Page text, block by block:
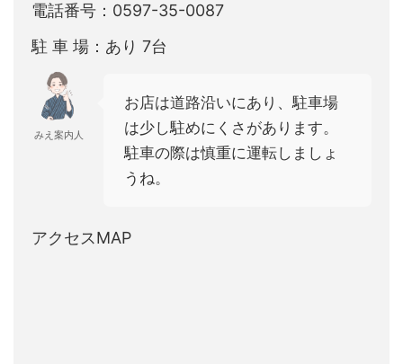
電話番号：0597-35-0087
駐 車 場：あり 7台
みえ案内人
お店は道路沿いにあり、駐車場
は少し駐めにくさがあります。
駐車の際は慎重に運転しましょ
うね。
アクセスMAP